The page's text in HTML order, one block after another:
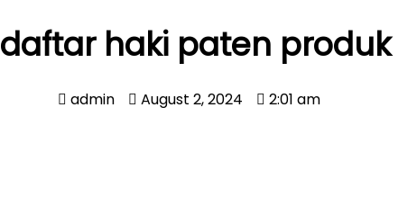
daftar haki paten produk
admin August 2, 2024 2:01 am